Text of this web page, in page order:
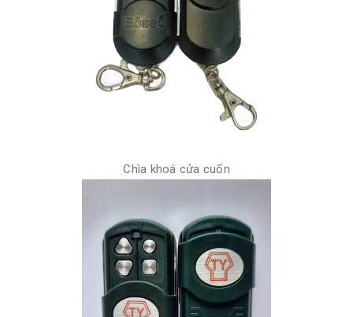
Chìa khoá cửa cuốn